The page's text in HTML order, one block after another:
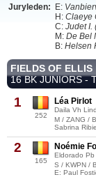
Juryleden:
E:
H: Claeye
C: Judet I.
M: De Bel
B: Helsen
FIELDS OF ELLIS
16 BK JUNIORS -
1
252
Léa Pirlot
Daila Vh
M / ZANG /
Sabrina
2
165
Noémie
Eldorado Pb
S / KWPN /
E: Paul